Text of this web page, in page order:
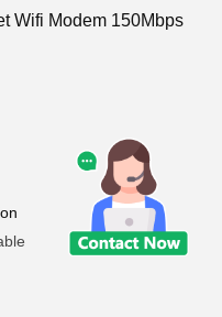
Wifi Modem 150Mbps